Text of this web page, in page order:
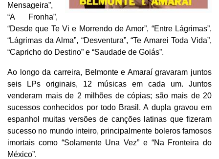
Mensageira”,
“A Fronha”,
“Desde que Te Vi e Morrendo de Amor”, “Entre Lágrimas”,
“Lágrimas da Alma”, “Desventura”, “Te Amarei Toda Vida”,
“Capricho do Destino” e “Saudade de Goiás”.
Ao longo da carreira, Belmonte e Amaraí gravaram juntos
seis LPs originais, 12 músicas em cada um. Juntos
venderam mais de 2 milhões de cópias; são mais de 20
sucessos conhecidos por todo Brasil. A dupla gravou em
espanhol muitas versões de canções latinas que fizeram
sucesso no mundo inteiro, principalmente boleros famosos
imortais como “Solamente Una Vez” e “Na Fronteira do
México”.